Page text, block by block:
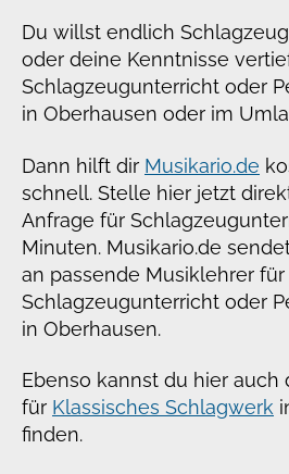
Du willst endlich
oder deine Kenntnisse
Schlagzeugunterricht oder
in Oberhausen oder im
Dann hilft dir Musikario.de
schnell. Stelle hier jetzt
Anfrage für
Minuten. Musikario.de
an passende Musiklehrer für
Schlagzeugunterricht oder
in Oberhausen.
Ebenso kannst du hier
für Klassisches Schlagwerk
finden.